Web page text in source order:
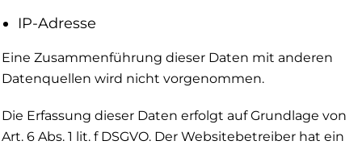
IP-Adresse
Eine Zusammenführung dieser Daten mit anderen
Datenquellen wird nicht vorgenommen.
Die Erfassung dieser Daten erfolgt auf Grundlage von
Art. 6 Abs. 1 lit. f DSGVO. Der Websitebetreiber hat ein